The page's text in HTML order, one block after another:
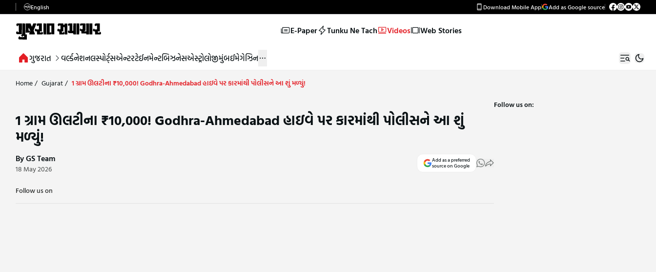
English Download Mobile App Add as Google source
E-Paper Tunku Ne Tach Videos Web Stories
ગુજરાત વર્લ્ડનેશનલસ્પોર્ટ્સએન્ટરટેઈનમેન્ટબિઝનેસએસ્ટ્રોલોજીમુંબઈમેગેઝિન
Home/ Gujarat/ 1 ગ્રામ ઊલટીના ₹10,000! Godhra-Ahmedabad હાઇવે પર કારમાંથી પોલીસને આ શું મળ્યું!
1 ગ્રામ ઊલટીના ₹10,000! Godhra-Ahmedabad હાઇવે પર કારમાંથી પોલીસને આ શું
મળ્યું!
By GS Team
18 May 2026
Add as a preferred
source on Google
Follow us on
Follow us on: